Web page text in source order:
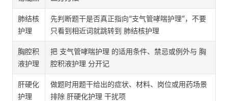
肺结核
护理
先判断题干是否真正指向“支气管哮喘护理”，不要
只看到相近词就跳转到 肺结核护理
胸腔积
液护理
把 支气管哮喘护理 的适用条件、禁忌或例外与 胸
腔积液护理 分开记
肝硬化
护理
做题时用题干给出的症状、材料、岗位或用药场景
排除 肝硬化护理 干扰项